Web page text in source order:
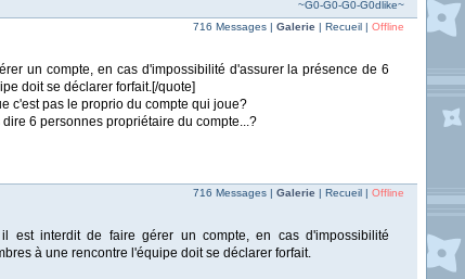
~G0-G0-G0-G0dlike~
716 Messages | Galerie | Recueil | Offline
un compte, en cas d'impossibilité d'assurer la présence de 6
doit se déclarer forfait.[/quote]
c'est pas le proprio du compte qui joue?
6 personnes propriétaire du compte...?
716 Messages | Galerie | Recueil | Offline
il est interdit de faire gérer un compte, en cas d'impossibilité
à une rencontre l'équipe doit se déclarer forfait.